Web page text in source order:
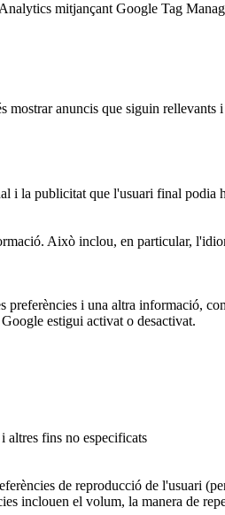
mitjançant Google Tag
anuncis que siguin
la publicitat que l'usuari final podia
Això inclou, en particular,
i una altra informació,
estigui activat o desactivat.
altres fins no especificats
de reproducció de l'usuari
inclouen el volum, la manera de